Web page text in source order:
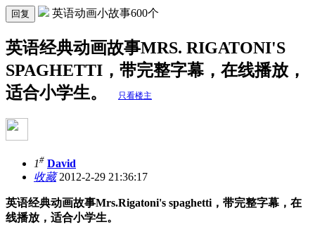
回复 英语动画小故事600个
英语经典动画故事MRS. RIGATONI'S
SPAGHETTI，带完整字幕，在线播放，
适合小学生。
只看楼主
1# David
收藏2012-2-29 21:36:17
英语经典动画故事Mrs.Rigatoni's spaghetti ， 带完整字幕，在
线播放，适合小学生。